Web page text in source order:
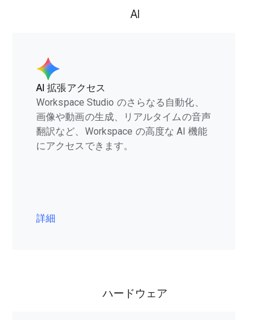
AI
AI 拡張アクセス
Workspace Studio のさらなる自動化、
画像や動画の生成、リアルタイムの音声
翻訳など、Workspace の高度な AI 機能
にアクセスできます。
詳細
ハードウェア